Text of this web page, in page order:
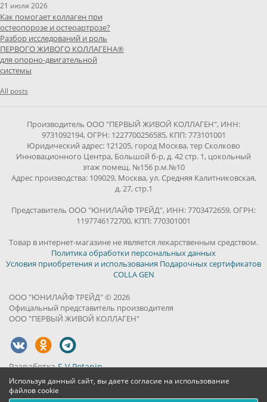
Используя данный сайт, вы даете согласие на использование
файлов cookie
21 июля 2026
Как помогает коллаген при
остеопорозе и остеоартрозе?
Разбор исследований и роль
ПЕРВОГО ЖИВОГО КОЛЛАГЕНА®
для опорно-двигательной
системы
All posts
Производитель ООО "ПЕРВЫЙ ЖИВОЙ КОЛЛАГЕН", ИНН:
9731092194, ОГРН: 1227700256585, КПП: 773101001
Юридический адрес: 121205, город Москва, тер Сколково
Инновационного Центра, Большой б-р, д. 42 стр. 1, цокольный
этаж помещ. №156 р.м.№10
Адрес производства: 109029, Москва, ул. Средняя Калитниковская,
д. 27, стр.1
Представитель ООО "ЮНИЛАЙФ ТРЕЙД", ИНН: 7703472659, ОГРН:
1197746172700, КПП: 770301001
Товар в интернет-магазине не является лекарственным средством.
Политика обработки персональных данных
Условия приобретения и использования Подарочных сертификатов
COLLA GEN
ООО "ЮНИЛАЙФ ТРЕЙД" © 2026
Офицальный представитель производителя
ООО "ПЕРВЫЙ ЖИВОЙ КОЛЛАГЕН"
РазработкаS.V.Potanin